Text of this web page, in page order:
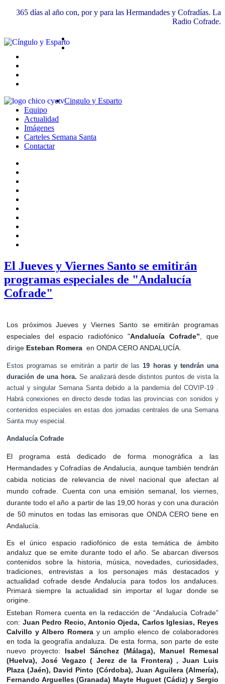
365 días al año con, por y para las Hermandades y Cofradías. La
Radio Cofrade.
Cingulo y Esparto
Equipo
Actualidad
Imágenes
Carteles Semana Santa
Contactar
El Jueves y Viernes Santo se emitirán
programas especiales de "Andalucía
Cofrade"
Los próximos Jueves y Viernes Santo se emitirán programas
especiales del espacio radiofónico "Andalucía Cofrade” , que
dirige Esteban Romera en ONDA CERO ANDALUCÍA.
Estos programas se emitirán a partir de las 19 horas y tendrán una
duración de una hora. Se analizará desde distintos puntos de vista la
actual y singular Semana Santa debido a la pandemia del COVIP-19 .
Habrá conexiones en directo desde todas las provincias con sonidos y
contenidos especiales en estas dos jornadas centrales de una Semana
Santa muy especial.
Andalucía Cofrade
El programa está dedicado de forma monográfica a las
Hermandades y Cofradías de Andalucía, aunque también tendrán
cabida noticias de relevancia de nivel nacional que afectan al
mundo cofrade. Cuenta con una emisión semanal, los viernes,
durante todo el año a partir de las 19,00 horas y con una duración
de 50 minutos en todas las emisoras que ONDA CERO tiene en
Andalucía.
Es el único espacio radiofónico de esta temática de ámbito
andaluz que se emite durante todo el año. Se abarcan diversos
contenidos sobre la historia, música, novedades, curiosidades,
tradiciones, entrevistas a los personajes más destacados y
actualidad cofrade desde Andalucía para todos los andaluces.
Primará siempre la actualidad sin importar el lugar donde se
origine.
Esteban Romera cuenta en la redacción de “Andalucía Cofrade”
con: Juan Pedro Recio, Antonio Ojeda, Carlos Iglesias, Reyes
Calvillo y Albero Romeray un amplio elenco de colaboradores
en toda la geografía andaluza. De esta forma, son parte de este
nuevo proyecto: Isabel Sánchez (Málaga), Manuel Remesal
(Huelva), José Vegazo ( Jerez de la Frontera) , Juan Luis
Plaza (Jaén), David Pinto (Córdoba), Juan Aguilera (Almería),
Fernando Arguelles (Granada) Mayte Huguet (Cádiz) y Sergio